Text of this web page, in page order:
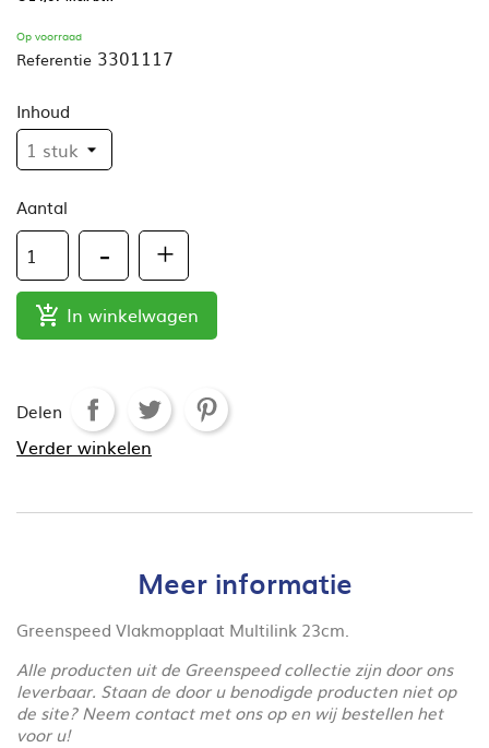
Op voorraad
Referentie 3301117
Inhoud
Aantal
 In winkelwagen
Delen
Verder winkelen
Meer informatie
Greenspeed Vlakmopplaat Multilink 23cm.
Alle producten uit de Greenspeed collectie zijn door ons
leverbaar. Staan de door u benodigde producten niet op
de site? Neem contact met ons op en wij bestellen het
voor u!